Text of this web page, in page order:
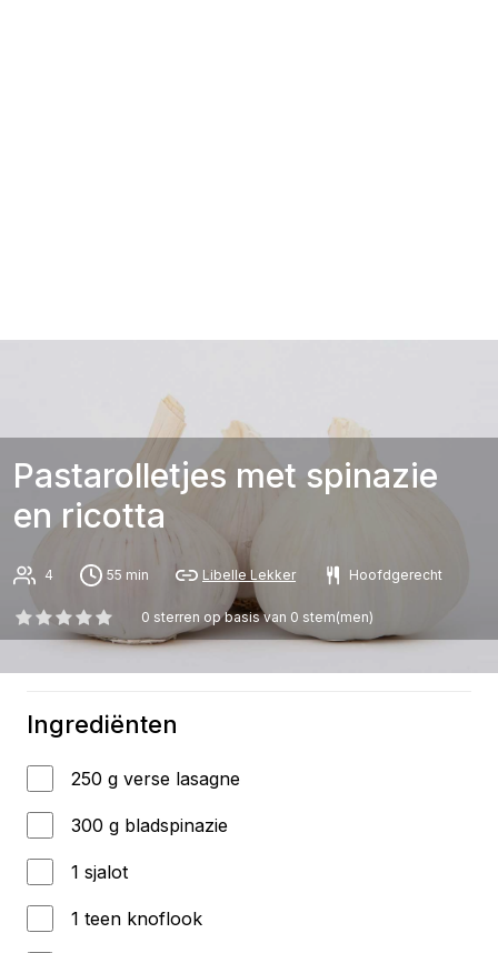
Pastarolletjes met spinazie
en ricotta
4 55 min Libelle Lekker Hoofdgerecht
0 sterren op basis van 0 stem(men)
Ingrediënten
250 g verse lasagne
300 g bladspinazie
1 sjalot
1 teen knoflook